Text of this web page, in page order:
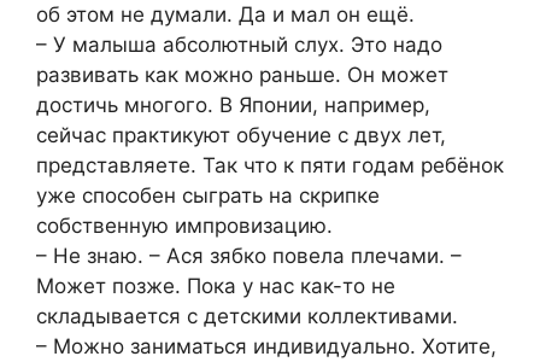
об этом не думали. Да и мал он ещё.
– У малыша абсолютный слух. Это надо
развивать как можно раньше. Он может
достичь многого. В Японии, например,
сейчас практикуют обучение с двух лет,
представляете. Так что к пяти годам ребёнок
уже способен сыграть на скрипке
собственную импровизацию.
– Не знаю. – Ася зябко повела плечами. –
Может позже. Пока у нас как-то не
складывается с детскими коллективами.
– Можно заниматься индивидуально. Хотите,